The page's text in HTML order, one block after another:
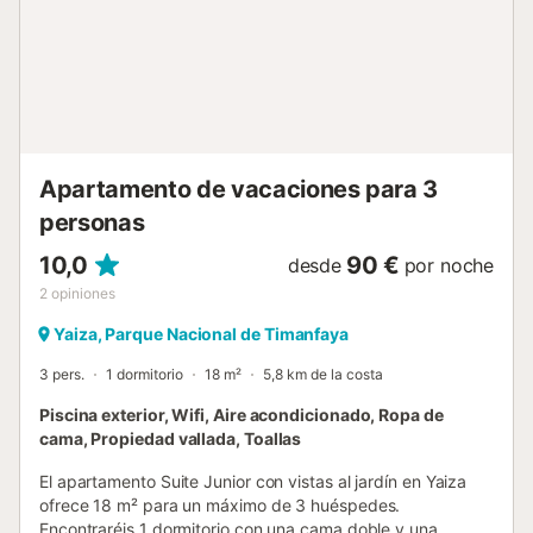
Apartamento de vacaciones para 3
personas
10,0
2 opiniones
desde 90 € por noche
Yaiza, Parque Nacional de Timanfaya
3 pers. 1 dormitorio 18 m² 5,8 km de la costa
Piscina exterior, Wifi, Aire acondicionado, Ropa de
cama, Propiedad vallada, Toallas
El apartamento Suite Junior con vistas al jardín en Yaiza
ofrece 18 m² para un máximo de 3 huéspedes.
Encontraréis 1 dormitorio con una cama doble y una